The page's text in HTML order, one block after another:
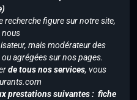
recherche figure sur notre site,
nous
mais modérateur des
agrégées sur nos pages.
de tous nos services, vous
prestations suivantes : fiche